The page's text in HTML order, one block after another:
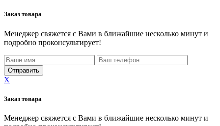
Заказ товара
Менеджер свяжется с Вами в ближайшие несколько минут и
подробно проконсультирует!
X
Заказ товара
Менеджер свяжется с Вами в ближайшие несколько минут и